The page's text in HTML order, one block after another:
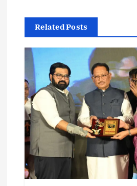
n
a
g
a
t
Related Posts